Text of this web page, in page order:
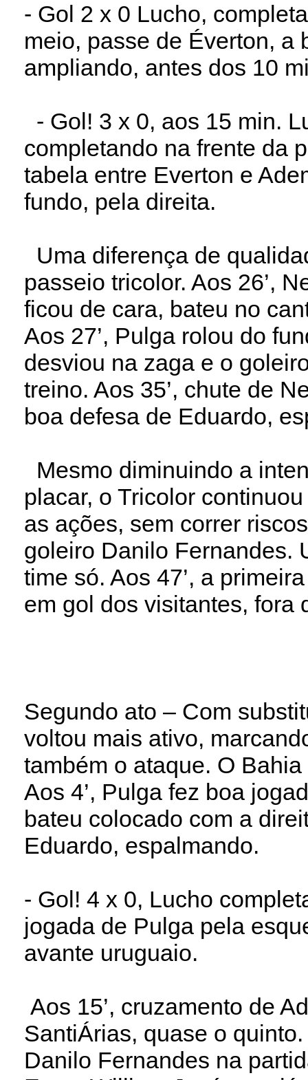
- Gol 2 x 0 Lucho,
meio, passe de Éverton, a
ampliando, antes dos 10
- Gol! 3 x 0, aos 15 min.
completando na frente da
tabela entre Everton e
fundo, pela direita.
Uma diferença de
passeio tricolor. Aos 26’,
ficou de cara, bateu no
Aos 27’, Pulga rolou do
desviou na zaga e o
treino. Aos 35’, chute de
boa defesa de Eduardo,
Mesmo diminuindo a
placar, o Tricolor
as ações, sem correr
goleiro Danilo Fernandes.
time só. Aos 47’, a
em gol dos visitantes, fora
Segundo ato – Com
voltou mais ativo,
também o ataque. O
Aos 4’, Pulga fez boa
bateu colocado com a
Eduardo, espalmando.
- Gol! 4 x 0, Lucho
jogada de Pulga pela
avante uruguaio.
Aos 15’, cruzamento de
SantiÁrias, quase o
Danilo Fernandes na